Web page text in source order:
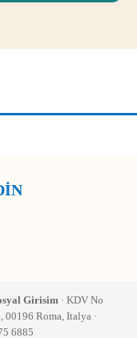
Girisim · KDV No
Roma, Italya ·
6885